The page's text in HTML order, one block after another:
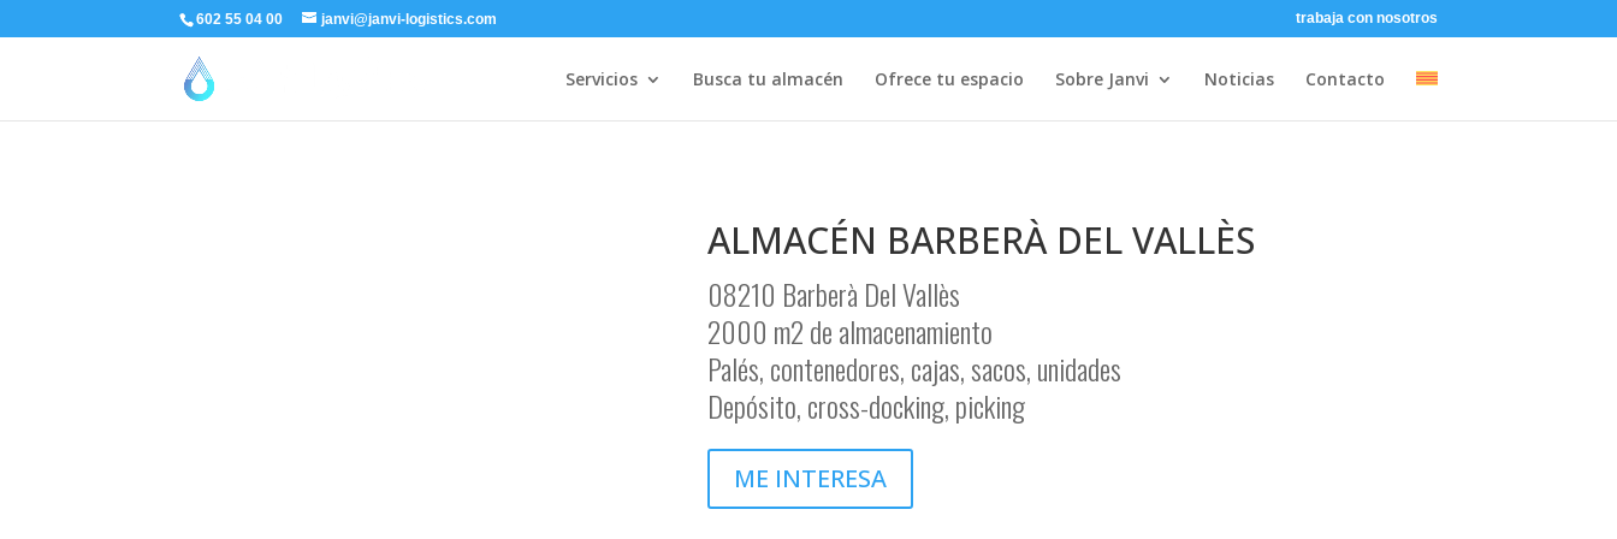
602 55 04 00 janvi@janvi-logistics.com trabaja con nosotros
Servicios Busca tu almacén Ofrece tu espacio Sobre Janvi Noticias Contacto
ALMACÉN BARBERÀ DEL VALLÈS
08210 Barberà Del Vallès
2000 m2 de almacenamiento
Palés, contenedores, cajas, sacos, unidades
Depósito, cross-docking, picking
ME INTERESA